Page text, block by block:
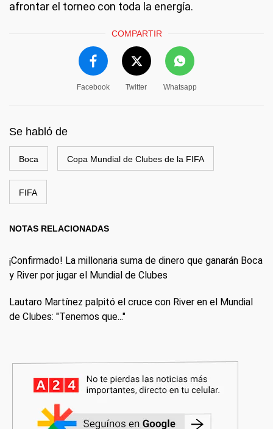
afrontar el torneo con toda la energía.
COMPARTIR
Facebook Twitter Whatsapp
Se habló de
Boca Copa Mundial de Clubes de la FIFA
FIFA
NOTAS RELACIONADAS
¡Confirmado! La millonaria suma de dinero que ganarán Boca
y River por jugar el Mundial de Clubes
Lautaro Martínez palpitó el cruce con River en el Mundial
de Clubes: "Tenemos que..."